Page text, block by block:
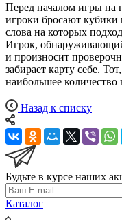
Перед началом игры на
игроки бросают кубики
слова на которых
Игрок,
и произносит
забирает карту себе.
наибольшее количество
Назад к списку
Будьте в курсе наших
Каталог